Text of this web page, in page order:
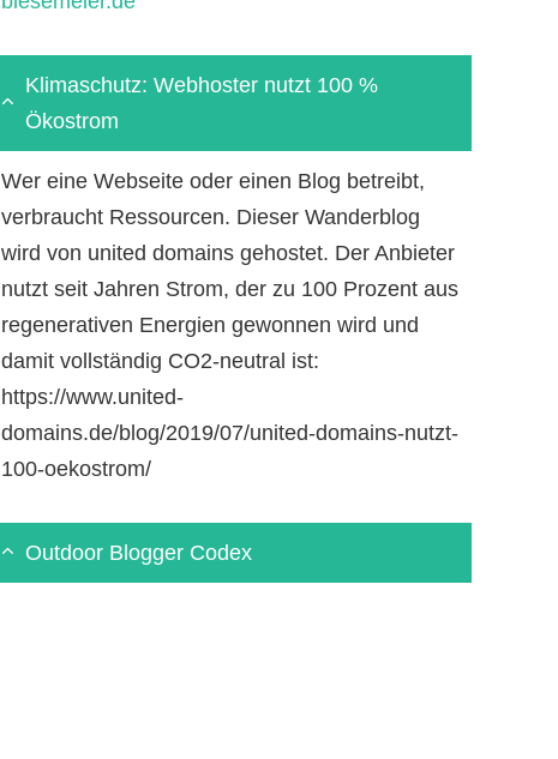
Klimaschutz: Webhoster nutzt 100 %
Ökostrom
Wer eine Webseite oder einen Blog betreibt,
verbraucht Ressourcen. Dieser Wanderblog
wird von united domains gehostet. Der Anbieter
nutzt seit Jahren Strom, der zu 100 Prozent aus
regenerativen Energien gewonnen wird und
damit vollständig CO2-neutral ist:
https://www.united-
domains.de/blog/2019/07/united-domains-nutzt-
100-oekostrom/
Outdoor Blogger Codex